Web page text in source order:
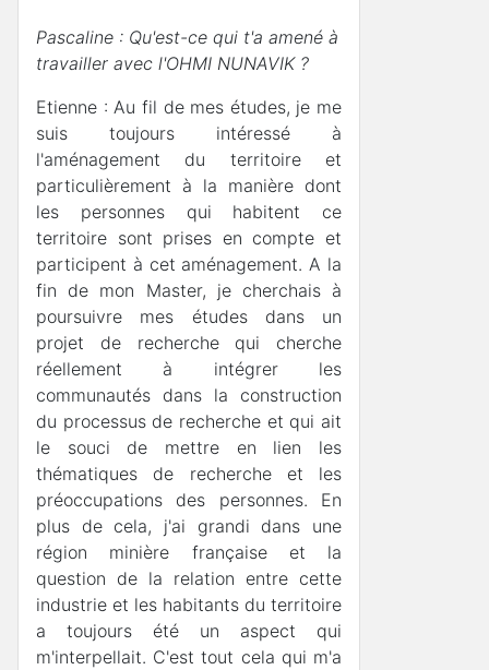
Pascaline : Qu'est-ce qui t'a amené à
travailler avec l'OHMI NUNAVIK ?
Etienne : Au fil de mes études, je me
suis toujours intéressé à
l'aménagement du territoire et
particulièrement à la manière dont
les personnes qui habitent ce
territoire sont prises en compte et
participent à cet aménagement. A la
fin de mon Master, je cherchais à
poursuivre mes études dans un
projet de recherche qui cherche
réellement à intégrer les
communautés dans la construction
du processus de recherche et qui ait
le souci de mettre en lien les
thématiques de recherche et les
préoccupations des personnes. En
plus de cela, j'ai grandi dans une
région minière française et la
question de la relation entre cette
industrie et les habitants du territoire
a toujours été un aspect qui
m'interpellait. C'est tout cela qui m'a